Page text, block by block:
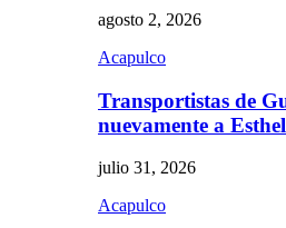
agosto 2, 2026
Acapulco
Transportistas de
nuevamente a
julio 31, 2026
Acapulco